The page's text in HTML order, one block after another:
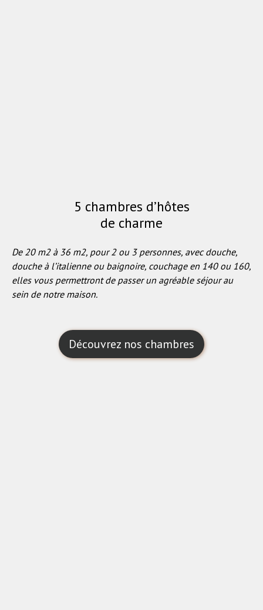
5 chambres d’hôtes
de charme
De 20 m2 à 36 m2, pour 2 ou 3 personnes, avec douche,
douche à l’italienne ou baignoire, couchage en 140 ou 160,
elles vous permettront de passer un agréable séjour au
sein de notre maison.
Découvrez nos chambres